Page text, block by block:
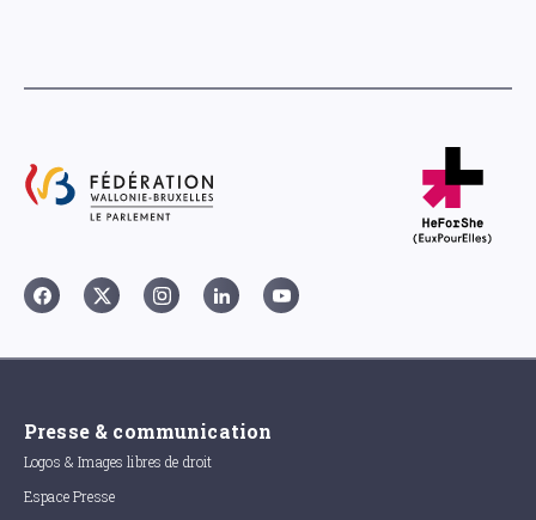
Presse & communication
Logos & Images libres de droit
Espace Presse